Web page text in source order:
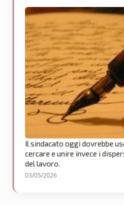
Il sindacato oggi dovrebbe
cercare e unire invece i
del lavoro.
03/05/2026